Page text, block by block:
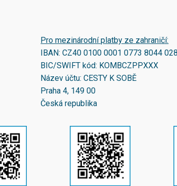
Pro mezinárodní platby ze zahraničí:
IBAN:CZ40 0100 0001 0773 8044
BIC/SWIFT kód: KOMBCZPPXXX
Název účtu: CESTY K SOBĚ
Praha 4, 149 00
Česká republika